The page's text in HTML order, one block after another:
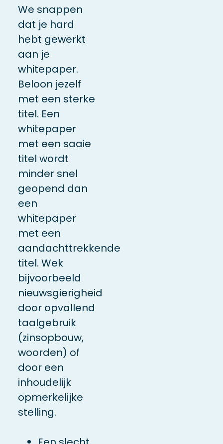
We snappen
dat je hard
hebt gewerkt
aan je
whitepaper.
Beloon jezelf
met een sterke
titel. Een
whitepaper
met een saaie
titel wordt
minder snel
geopend dan
een
whitepaper
met een
aandachttrekkende
titel. Wek
bijvoorbeeld
nieuwsgierigheid
door opvallend
taalgebruik
(zinsopbouw,
woorden) of
door een
inhoudelijk
opmerkelijke
stelling.